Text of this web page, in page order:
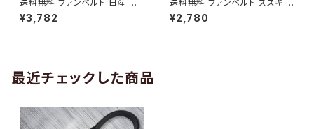
送料無料 ファンベルト 日産 キ
ューブ 型式Z12 H20.11～H24.
10 （国内トップメーカー） 1本 H
¥3,782
送料無料 ファンベルト スズキ ワ
ゴンR 型式MH34S H24.09～
H29.02 （国内トップメーカー）
¥2,780
最近チェックした商品